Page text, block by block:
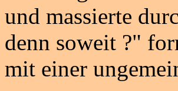
und massierte
denn soweit ?"
mit einer